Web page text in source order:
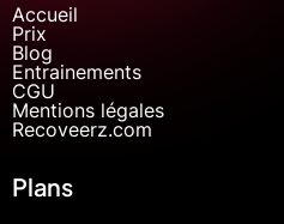
Accueil
Prix
Blog
Entrainements
CGU
Mentions légales
Recoveerz.com
Plans